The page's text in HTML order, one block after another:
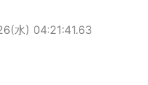
水) 04:21:41.63